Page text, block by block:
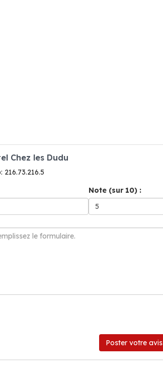
Chez les Dudu
216.73.216.5
Note (sur 10) :
Poster votre avis